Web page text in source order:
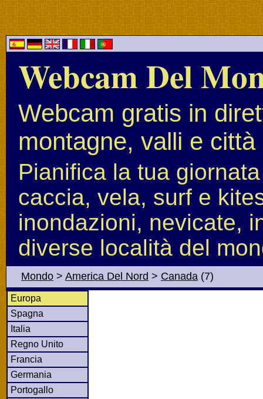
Webcam Del
Webcam gratis in
montagne, valli e città
Pianifica la tua
caccia, vela, surf e
inondazioni, nevicate,
diverse località del
Mondo > America Del Nord > Canada (7)
Europa
Spagna
Italia
Regno Unito
Francia
Germania
Portogallo